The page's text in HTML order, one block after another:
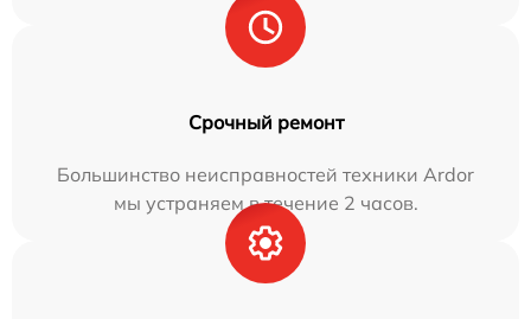
Срочный ремонт
Большинство неисправностей техники Ardor
мы устраняем в течение 2 часов.